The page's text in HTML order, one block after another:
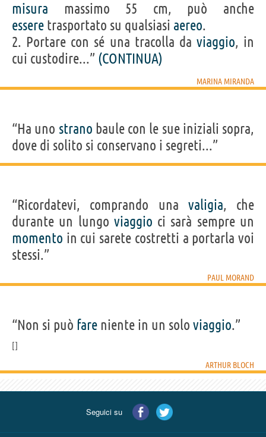
misura massimo 55 cm, può anche
essere trasportato su qualsiasi aereo.
2. Portare con sé una tracolla da viaggio, in
cui custodire...” (CONTINUA)
MARINA MIRANDA
“Ha uno strano baule con le sue iniziali sopra,
dove di solito si conservano i segreti...”
“Ricordatevi, comprando una valigia, che
durante un lungo viaggio ci sarà sempre un
momento in cui sarete costretti a portarla voi
stessi.”
PAUL MORAND
“Non si può fare niente in un solo viaggio.”
ARTHUR BLOCH
Seguici su